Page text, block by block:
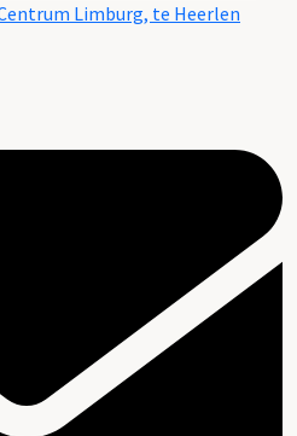
Limburg, te Heerlen